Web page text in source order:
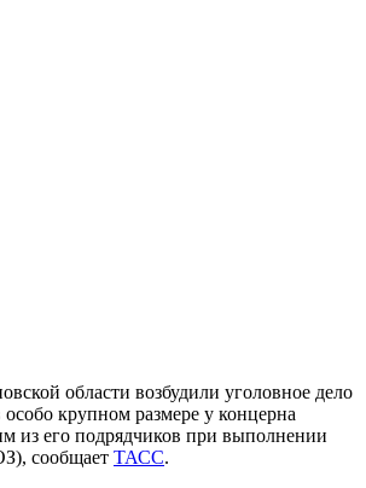
области возбудили уголовное дело
крупном размере у концерна
из его подрядчиков при выполнении
сообщает ТАСС.